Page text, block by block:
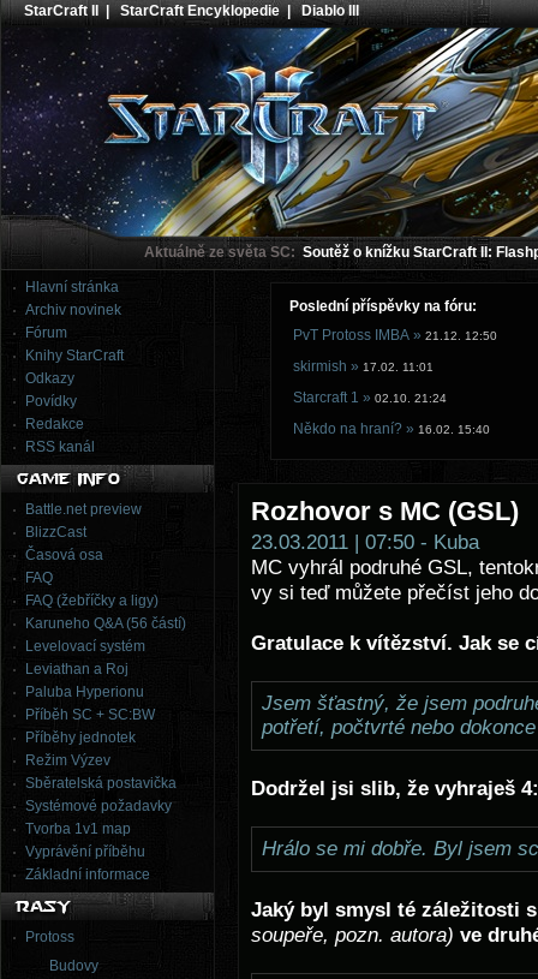
StarCraft II |StarCraft Encyklopedie|Diablo III
Aktuálně ze světa SC: Soutěž o knížku StarCraft II:
Hlavní stránka
Archiv novinek
Fórum
Knihy StarCraft
Odkazy
Povídky
Redakce
RSS kanál
Battle.net preview
BlizzCast
Časová osa
FAQ
FAQ (žebříčky a ligy)
Karuneho Q&A (56 částí)
Levelovací systém
Leviathan a Roj
Paluba Hyperionu
Příběh SC + SC:BW
Příběhy jednotek
Režim Výzev
Sběratelská postavička
Systémové požadavky
Tvorba 1v1 map
Vyprávění příběhu
Základní informace
Protoss
Budovy
Poslední příspěvky na fóru:
PvT Protoss IMBA » 21.12. 12:50
skirmish » 17.02. 11:01
Starcraft 1 » 02.10. 21:24
Někdo na hraní? » 16.02. 15:40
Rozhovor s MC (GSL)
23.03.2011 | 07:50 - Kuba
MC vyhrál podruhé GSL,
vy si teď můžete přečíst jeho
Gratulace k vítězství. Jak se
Jsem šťastný, že jsem
potřetí, počtvrté nebo
Dodržel jsi slib, že vyhraješ
Hrálo se mi dobře. Byl jsem
Jaký byl smysl té záležitosti
soupeře, pozn. autora) ve